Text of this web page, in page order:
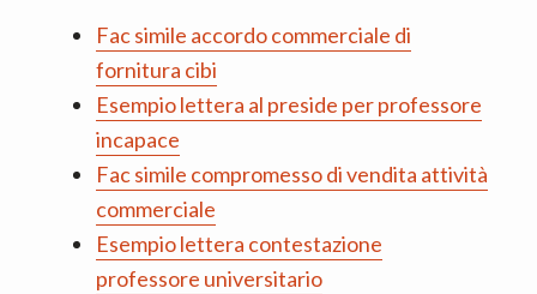
Fac simile accordo commerciale di
fornitura cibi​
Esempio lettera al preside per professore
incapace
Fac simile compromesso di vendita attività
commerciale
Esempio lettera contestazione
professore universitario